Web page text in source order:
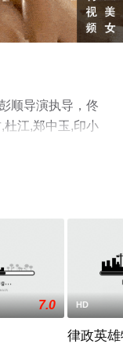
顺导演执导，佟
杜江,郑中玉,印小
王戈,罗嘉良,苏岩,
减完整版电影大
7.0 HD
律政英